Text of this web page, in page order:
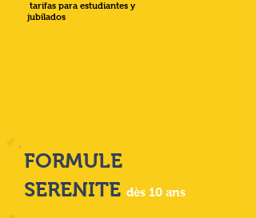
tarifas para estudiantes y
jubilados
FORMULE
SERENITE dès 10 ans